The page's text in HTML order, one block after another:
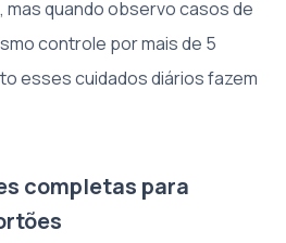
quando observo casos de
controle por mais de 5
esses cuidados diários fazem
completas para